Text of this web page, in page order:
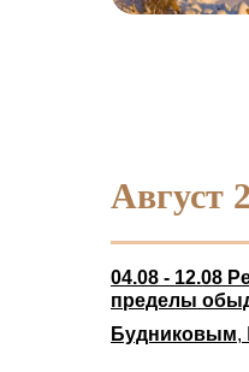
Август
04.08 - 12.08
пределы
Будниковым,